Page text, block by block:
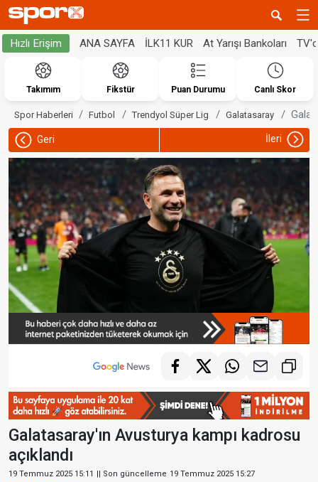
Hızlı Erişim ANA SAYFA İLK11 KUR At Yarışı Bankoları
Takımım Fikstür Puan Durumu Canlı Skor
Spor Haberleri Futbol Trendyol Süper Lig Galatasaray
Geri İleri
Galatasaray'ın Avusturya kampı kadrosu
açıklandı
19 Temmuz 2025 15:11 || Son güncelleme 19 Temmuz 2025 15:27